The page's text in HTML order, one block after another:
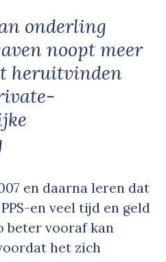
onderling
noopt meer
heruitvinden
en daarna leren dat
en veel tijd en geld
beter vooraf kan
het zich